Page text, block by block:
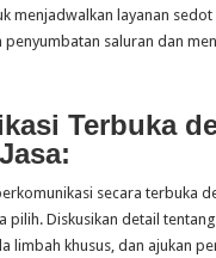
menjadwalkan layanan sedot
saluran dan
Terbuka
secara terbuka
pilih. Diskusikan detail
limbah khusus, dan ajukan